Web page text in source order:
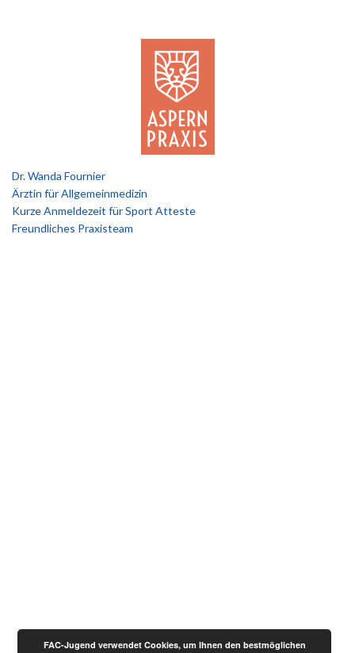
Dr. Wanda Fournier
Ärztin für Allgemeinmedizin
Kurze Anmeldezeit für Sport Atteste
Freundliches Praxisteam
FAC-Jugend verwendet Cookies, um Ihnen den bestmöglichen